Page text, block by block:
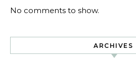
No comments to show.
ARCHIVES